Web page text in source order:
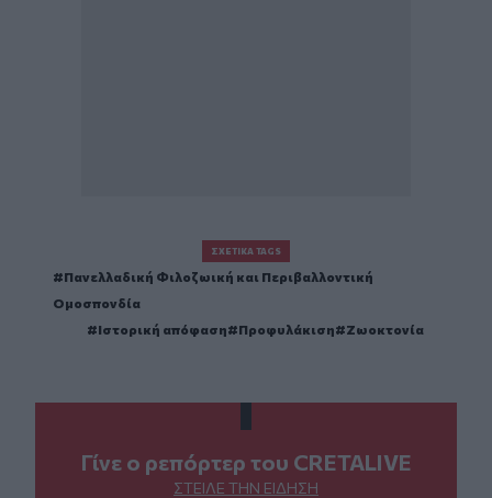
ΣΧΕΤΙΚΆ TAGS
Πανελλαδική Φιλοζωική και Περιβαλλοντική
Ομοσπονδία
Ιστορική απόφαση
Προφυλάκιση Ζωοκτονία
Γίνε ο ρεπόρτερ του CRETALIVE
ΣΤΕΊΛΕ ΤΗΝ ΕΊΔΗΣΗ